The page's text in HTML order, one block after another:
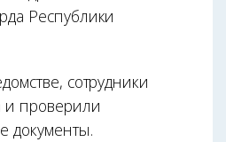
Республики
сотрудники
и проверили
документы.